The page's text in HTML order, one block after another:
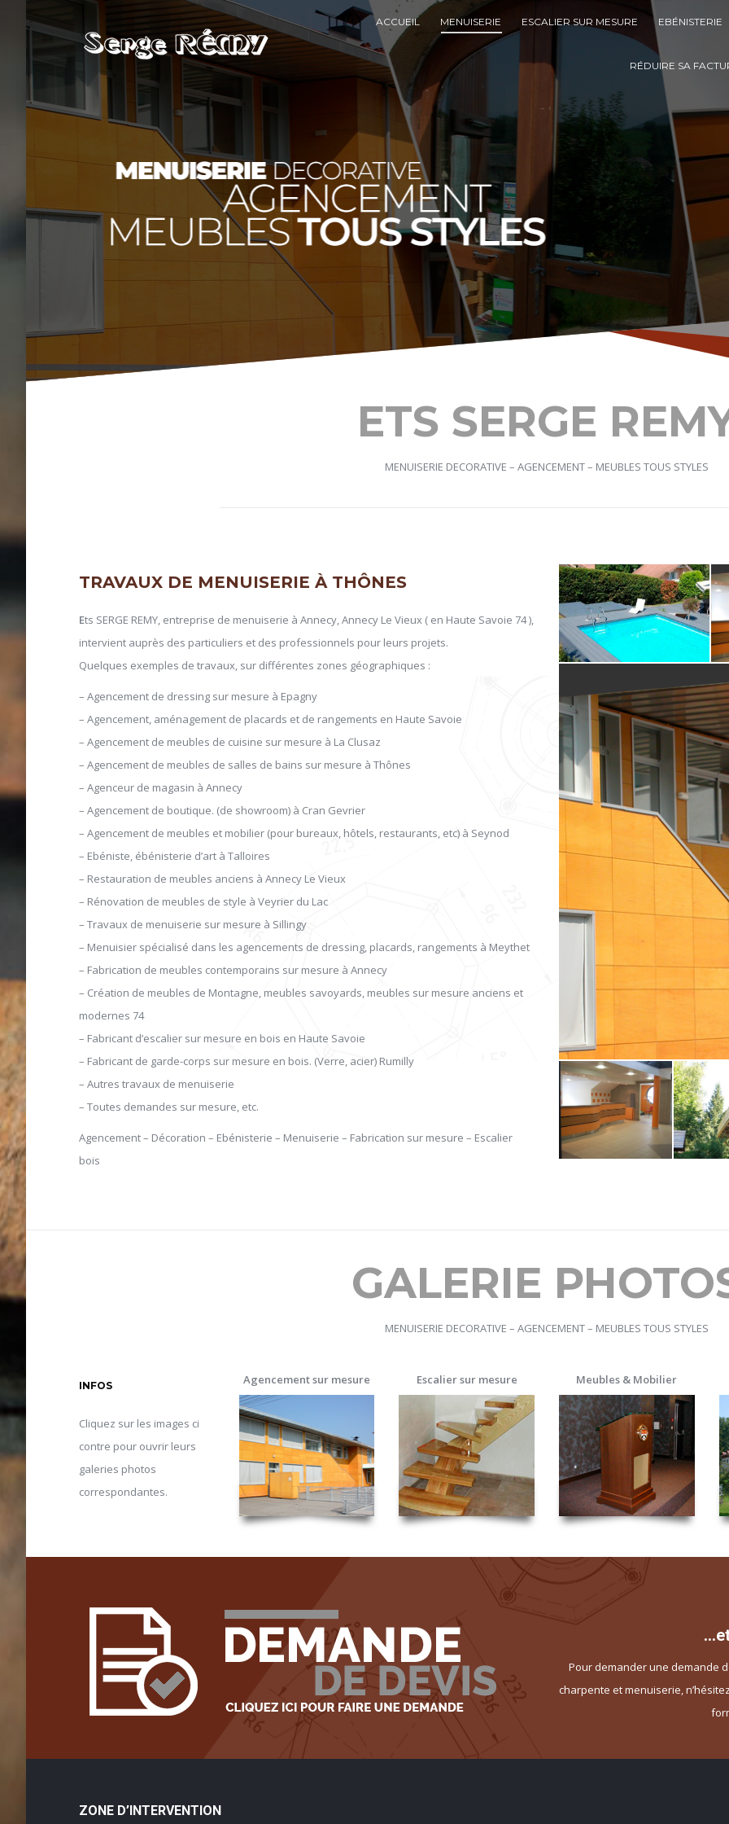
ACCUEIL MENUISERIE ESCALIER SUR MESURE EBÉNISTERIE
RÉDUIRE SA
ETS SERGE
MENUISERIE DECORATIVE – AGENCEMENT – MEUBLES TOUS STYLES
TRAVAUX DE MENUISERIE À THÔNES
Ets SERGE REMY, entreprise de menuiserie à Annecy, Annecy Le Vieux ( en Haute Savoie 74 ),
intervient auprès des particuliers et des professionnels pour leurs projets.
Quelques exemples de travaux, sur différentes zones géographiques :
– Agencement de dressing sur mesure à Epagny
– Agencement, aménagement de placards et de rangements en Haute Savoie
– Agencement de meubles de cuisine sur mesure à La Clusaz
– Agencement de meubles de salles de bains sur mesure à Thônes
– Agenceur de magasin à Annecy
– Agencement de boutique. (de showroom) à Cran Gevrier
– Agencement de meubles et mobilier (pour bureaux, hôtels, restaurants, etc) à Seynod
– Ebéniste, ébénisterie d’art à Talloires
– Restauration de meubles anciens à Annecy Le Vieux
– Rénovation de meubles de style à Veyrier du Lac
– Travaux de menuiserie sur mesure à Sillingy
– Menuisier spécialisé dans les agencements de dressing, placards, rangements à Meythet
– Fabrication de meubles contemporains sur mesure à Annecy
– Création de meubles de Montagne, meubles savoyards, meubles sur mesure anciens et
modernes 74
– Fabricant d’escalier sur mesure en bois en Haute Savoie
– Fabricant de garde-corps sur mesure en bois. (Verre, acier) Rumilly
– Autres travaux de menuiserie
– Toutes demandes sur mesure, etc.
Agencement – Décoration – Ebénisterie – Menuiserie – Fabrication sur mesure – Escalier
bois
GALERIE
MENUISERIE DECORATIVE – AGENCEMENT – MEUBLES TOUS STYLES
INFOS
Cliquez sur les images ci
contre pour ouvrir leurs
galeries photos
correspondantes.
Agencement sur mesure Escalier sur mesure Meubles & Mobilier
Pour demander une demande
charpente et menuiserie,
ZONE D’INTERVENTION